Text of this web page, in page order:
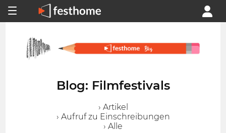
Blog: Filmfestivals
› Artikel
› Aufruf zu Einschreibungen
› Alle